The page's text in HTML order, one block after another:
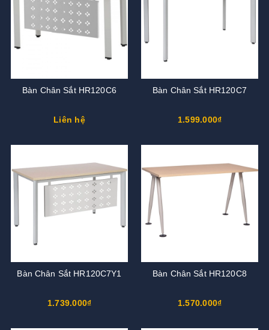
Bàn Chân Sắt HR120C6
Liên hệ
Bàn Chân Sắt HR120C7
1.599.000₫
Bàn Chân Sắt HR120C7Y1
1.739.000₫
Bàn Chân Sắt HR120C8
1.570.000₫